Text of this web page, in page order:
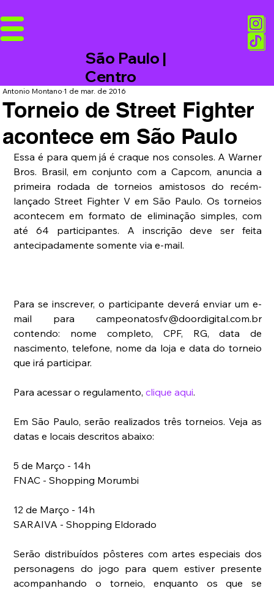
São Paulo |
Centro
Torneio de Street Fighter
acontece em São Paulo
Antonio Montano1 de mar. de 2016
Essa é para quem já é craque nos consoles. A Warner
Bros. Brasil, em conjunto com a Capcom, anuncia a
primeira rodada de torneios amistosos do recém-
lançado Street Fighter V em São Paulo. Os torneios
acontecem em formato de eliminação simples, com
até 64 participantes. A inscrição deve ser feita
antecipadamente somente via e-mail.
Para se inscrever, o participante deverá enviar um e-
mail para campeonatosfv@doordigital.com.br
contendo: nome completo, CPF, RG, data de
nascimento, telefone, nome da loja e data do torneio
que irá participar.
Para acessar o regulamento, clique aqui.
Em São Paulo, serão realizados três torneios. Veja as
datas e locais descritos abaixo:
5 de Março - 14h
FNAC - Shopping Morumbi
12 de Março - 14h
SARAIVA - Shopping Eldorado
Serão distribuídos pôsteres com artes especiais dos
personagens do jogo para quem estiver presente
acompanhando o torneio, enquanto os que se